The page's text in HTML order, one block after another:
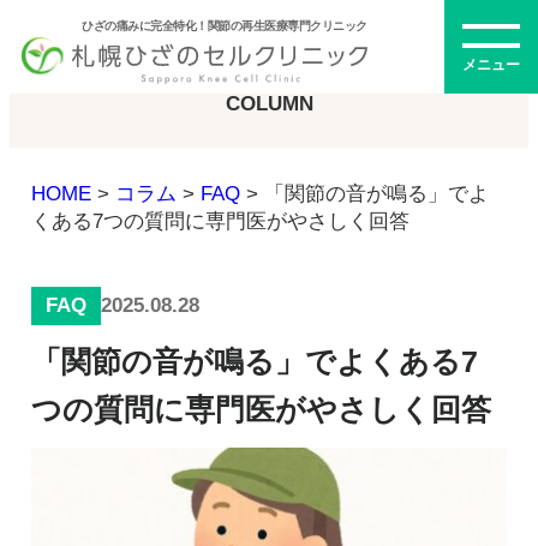
ひざの痛みに完全特化！関節の再生医療専門クリニック
メニュー
初めての方へ
メニュー・料金
PRP治療
幹細胞培養上清液
再生医療とは
ドクター紹介
コラム
COLUMN
HOME> コラム > FAQ>
「関節の音が鳴る」でよ
くある7つの質問に専門医がやさしく回答
FAQ 2025.08.28
「関節の音が鳴る」でよくある7
つの質問に専門医がやさしく回答